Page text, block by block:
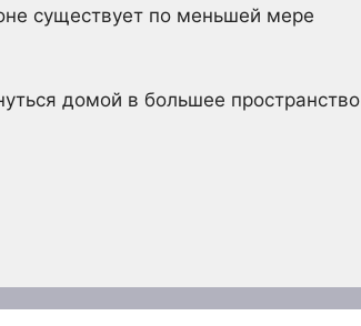
существует по меньшей мере
домой в большее пространство